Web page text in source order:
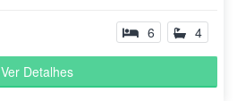
6 4
Ver Detalhes